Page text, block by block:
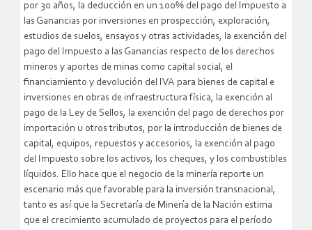
por 30 años, la deducción en un 100% del pago del Impuesto a
las Ganancias por inversiones en prospección, exploración,
estudios de suelos, ensayos y otras actividades, la exención del
pago del Impuesto a las Ganancias respecto de los derechos
mineros y aportes de minas como capital social, el
financiamiento y devolución del IVA para bienes de capital e
inversiones en obras de infraestructura física, la exención al
pago de la Ley de Sellos, la exención del pago de derechos por
importación u otros tributos, por la introducción de bienes de
capital, equipos, repuestos y accesorios, la exención al pago
del Impuesto sobre los activos, los cheques, y los combustibles
líquidos. Ello hace que el negocio de la minería reporte un
escenario más que favorable para la inversión transnacional,
tanto es así que la Secretaría de Minería de la Nación estima
que el crecimiento acumulado de proyectos para el período